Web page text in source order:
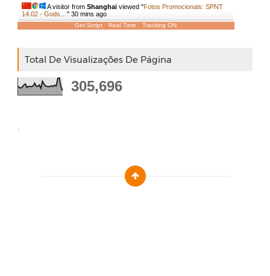
A visitor from Shanghaiviewed "Fotos Promocionais: SPNT
14.02 - Gods… " 30 mins ago
Get Script Real Time Tracking ON
Total De Visualizações De Página
305,696